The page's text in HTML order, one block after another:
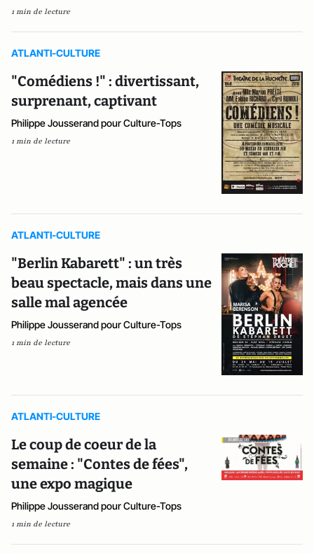
1 min de lecture
ATLANTI-CULTURE
"Comédiens !" : divertissant,
surprenant, captivant
Philippe Jousserand pour Culture-Tops
1 min de lecture
ATLANTI-CULTURE
"Berlin Kabarett" : un très
beau spectacle, mais dans une
salle mal agencée
Philippe Jousserand pour Culture-Tops
1 min de lecture
ATLANTI-CULTURE
Le coup de coeur de la
semaine : "Contes de fées",
une expo magique
Philippe Jousserand pour Culture-Tops
1 min de lecture